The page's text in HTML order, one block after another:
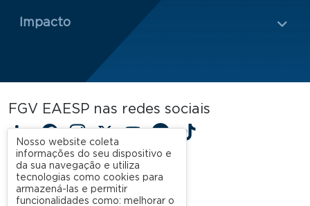
Impacto
FGV EAESP nas redes sociais
LinkedIn
Facebook
Instagram
X YouTube
Spotify
Nosso website coleta
informações do seu dispositivo e
da sua navegação e utiliza
tecnologias como cookies para
armazená-las e permitir
funcionalidades como: melhorar o